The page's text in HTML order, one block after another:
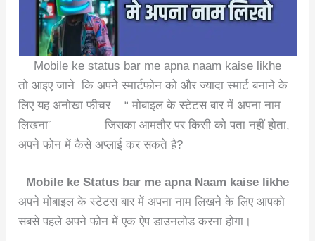
Mobile ke status bar me apna naam kaise likhe
तो आइए जाने कि अपने स्मार्टफोन को और ज्यादा स्मार्ट बनाने के
लिए यह अनोखा फीचर “ मोबाइल के स्टेटस बार में अपना नाम
लिखना” जिसका आमतौर पर किसी को पता नहीं होता,
अपने फोन में कैसे अप्लाई कर सकते है?
Mobile ke Status bar me apna Naam kaise likhe
अपने मोबाइल के स्टेटस बार में अपना नाम लिखने के लिए आपको
सबसे पहले अपने फोन में एक ऐप डाउनलोड करना होगा।